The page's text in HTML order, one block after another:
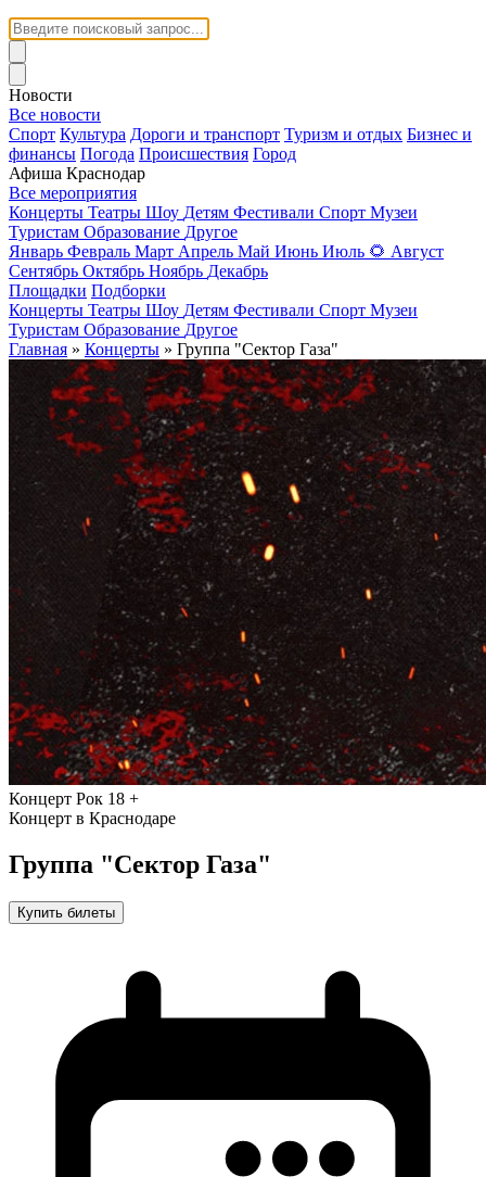
Новости
Все новости
Спорт Культура Дороги и транспорт Туризм и отдых Бизнес и
финансы Погода Происшествия Город
Афиша Краснодар
Все мероприятия
Концерты Театры Шоу Детям Фестивали Спорт Музеи
Туристам Образование Другое
Январь Февраль Март Апрель Май Июнь Июль 🌻 Август
Сентябрь Октябрь Ноябрь Декабрь
Площадки Подборки
Концерты Театры Шоу Детям Фестивали Спорт Музеи
Туристам Образование Другое
Главная » Концерты » Группа "Сектор Газа"
Концерт Рок 18 +
Концерт в Краснодаре
Группа "Сектор Газа"
Купить билеты